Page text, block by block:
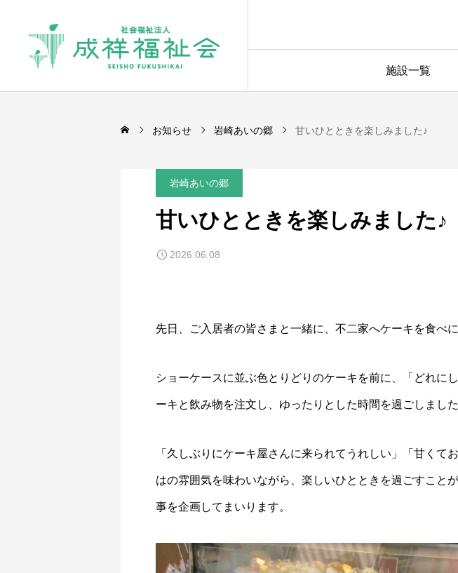
施設一覧
お知らせ 岩崎あいの郷 甘いひとときを楽しみました♪
岩崎あいの郷
甘いひとときを楽しみました♪
2026.06.08
先日、ご入居者の皆さまと一緒に、不二家へケーキを食べ
ショーケースに並ぶ色とりどりのケーキを前に、「どれに
ーキと飲み物を注文し、ゆったりとした時間を過ごしました
「久しぶりにケーキ屋さんに来られてうれしい」「甘く
はの雰囲気を味わいながら、楽しいひとときを過ごすこと
事を企画してまいります。